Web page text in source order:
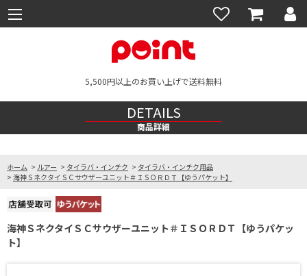
5,500円以上のお買い上げで送料無料
DETAILS
商品詳細
ホーム > ルアー > タイラバ・インチク > タイラバ・インチク用品
> 海神ＳネクタイＳＣサウザーユニット＃ＩＳＯＲＤＴ【ゆうパケット】
海神ＳネクタイＳＣサウザーユニット＃ＩＳＯＲＤＴ【ゆうパケッ
ト】